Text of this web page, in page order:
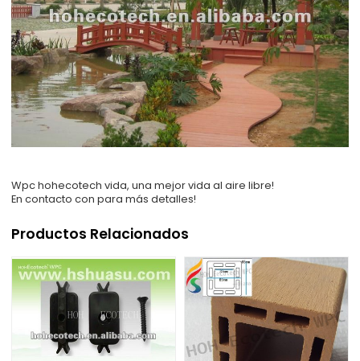
Wpc hohecotech vida, una mejor vida al aire libre!
En contacto con para más detalles!
Productos Relacionados